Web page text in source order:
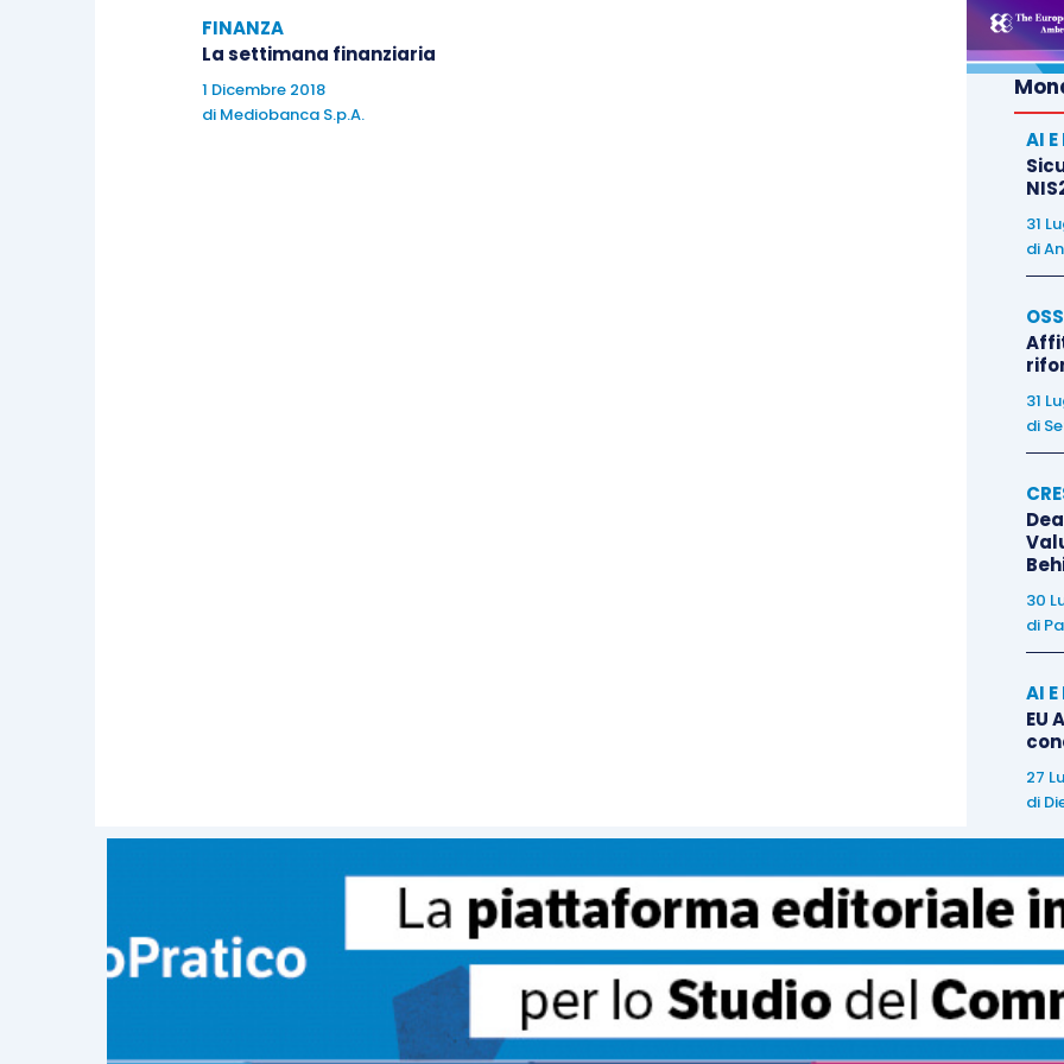
primo calo da marzo ‘16
industriale dell’Area Euro ha mostrato un rallentamento in febbraio, (-0,8% m/m;
consenso: 0,2% m/m). La produzione continua a crescere su base annua, ma il tasso di
crescita scende a 2,9% a/a (consenso: 3,8% a/a).
Il dato conferma dunque un inizio anno
sottotono per l’attività produttiva delle imprese dell’Area Euro, dopo un 2017 che ha
comunque visto il tasso di crescita dell’economia aggregata ai massimi da 10 anni.
Questo rallentamento sembra essere stato guidato da tre fattori, quali le condizioni
meteorologiche avverse, la forza dell’euro e vincoli di capacità produttiva. Infatti, lasurvey
FINANZA
La settimana finanziaria
1 Dicembre 2018
di Mediobanca S.p.A.
AI
31
di
31
di
30
di
AI
EU
27
di